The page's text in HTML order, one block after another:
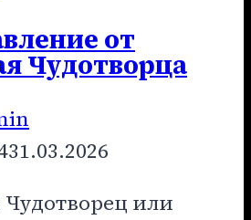
от
Чудотворца
31.03.2026
или